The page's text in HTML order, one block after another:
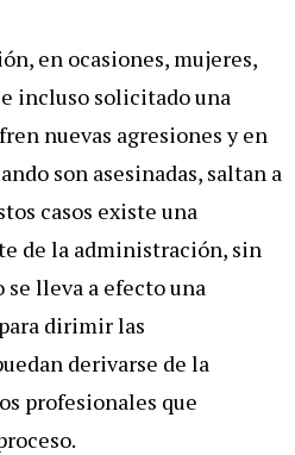
en ocasiones, mujeres,
incluso solicitado una
nuevas agresiones y en
son asesinadas, saltan a
casos existe una
de la administración, sin
se lleva a efecto una
dirimir las
derivarse de la
profesionales que